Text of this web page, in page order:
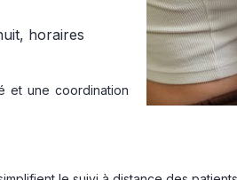
horaires
et une coordination